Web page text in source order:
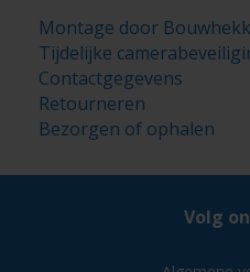
Montage door
Tijdelijke
Contactgegevens
Retourneren
Bezorgen of ophalen
Volg